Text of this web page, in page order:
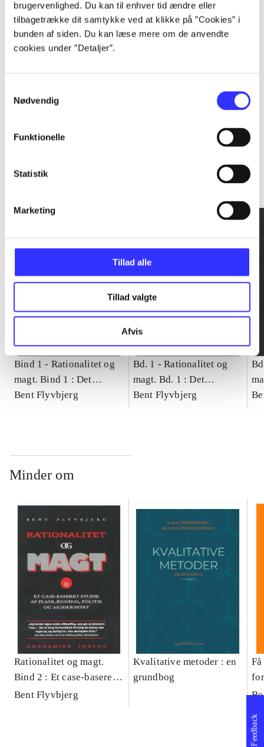
brugervenlighed. Du kan til enhver tid ændre eller
tilbagetrække dit samtykke ved at klikke på ”Cookies” i
bunden af siden. Du kan læse mere om de anvendte
cookies under ”Detaljer”.
Nødvendig
Funktionelle
Statistik
Marketing
Tillad alle
Tillad valgte
Afvis
...
Bind 1 - Rationalitet og
magt. Bind 1 : Det
konkretes videnskab
Bent Flyvbjerg
Bd. 1 -Rationalitet og
magt. Bd. 1 : Det
konkretes videnskab
Bent Flyvbjerg
Minder om
Rationalitet og magt.
Bind 2 : Et case-baseret
studie af planlægning,
Bent Flyvbjerg
Kvalitative metoder : en
grundbog
Feedback